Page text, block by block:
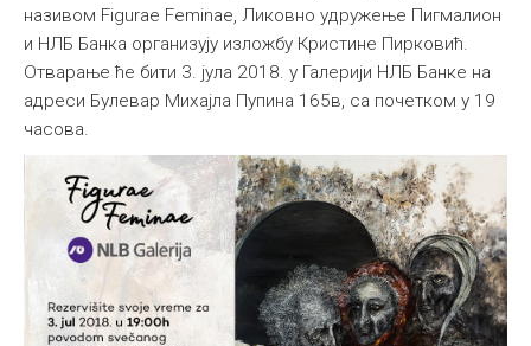
називом Figurae Feminae, Ликовно удружење Пигмалион
и НЛБ Банка организују изложбу Кристине Пирковић.
Отварање ће бити 3. јула 2018. у Галерији НЛБ Банке на
адреси Булевар Михајла Пупина 165в, са почетком у 19
часова.